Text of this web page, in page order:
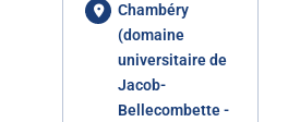
Chambéry
(domaine
universitaire de
Jacob-
Bellecombette -